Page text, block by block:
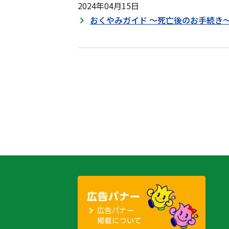
2024年04月15日
おくやみガイド ～死亡後のお手続き